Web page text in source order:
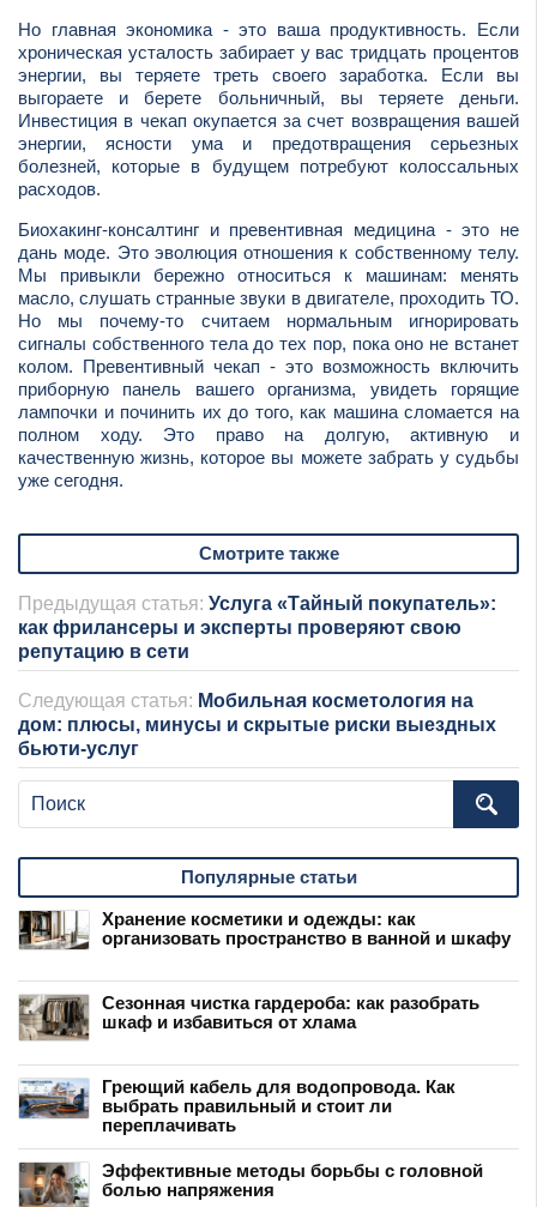
Но главная экономика - это ваша продуктивность. Если
хроническая усталость забирает у вас тридцать процентов
энергии, вы теряете треть своего заработка. Если вы
выгораете и берете больничный, вы теряете деньги.
Инвестиция в чекап окупается за счет возвращения вашей
энергии, ясности ума и предотвращения серьезных
болезней, которые в будущем потребуют колоссальных
расходов.
Биохакинг-консалтинг и превентивная медицина - это не
дань моде. Это эволюция отношения к собственному телу.
Мы привыкли бережно относиться к машинам: менять
масло, слушать странные звуки в двигателе, проходить ТО.
Но мы почему-то считаем нормальным игнорировать
сигналы собственного тела до тех пор, пока оно не встанет
колом. Превентивный чекап - это возможность включить
приборную панель вашего организма, увидеть горящие
лампочки и починить их до того, как машина сломается на
полном ходу. Это право на долгую, активную и
качественную жизнь, которое вы можете забрать у судьбы
уже сегодня.
Смотрите также
Предыдущая статья: Услуга «Тайный покупатель»:
как фрилансеры и эксперты проверяют свою
репутацию в сети
Следующая статья: Мобильная косметология на
дом: плюсы, минусы и скрытые риски выездных
бьюти-услуг
Популярные статьи
Хранение косметики и одежды: как
организовать пространство в ванной и шкафу
Сезонная чистка гардероба: как разобрать
шкаф и избавиться от хлама
Греющий кабель для водопровода. Как
выбрать правильный и стоит ли
переплачивать
Эффективные методы борьбы с головной
болью напряжения